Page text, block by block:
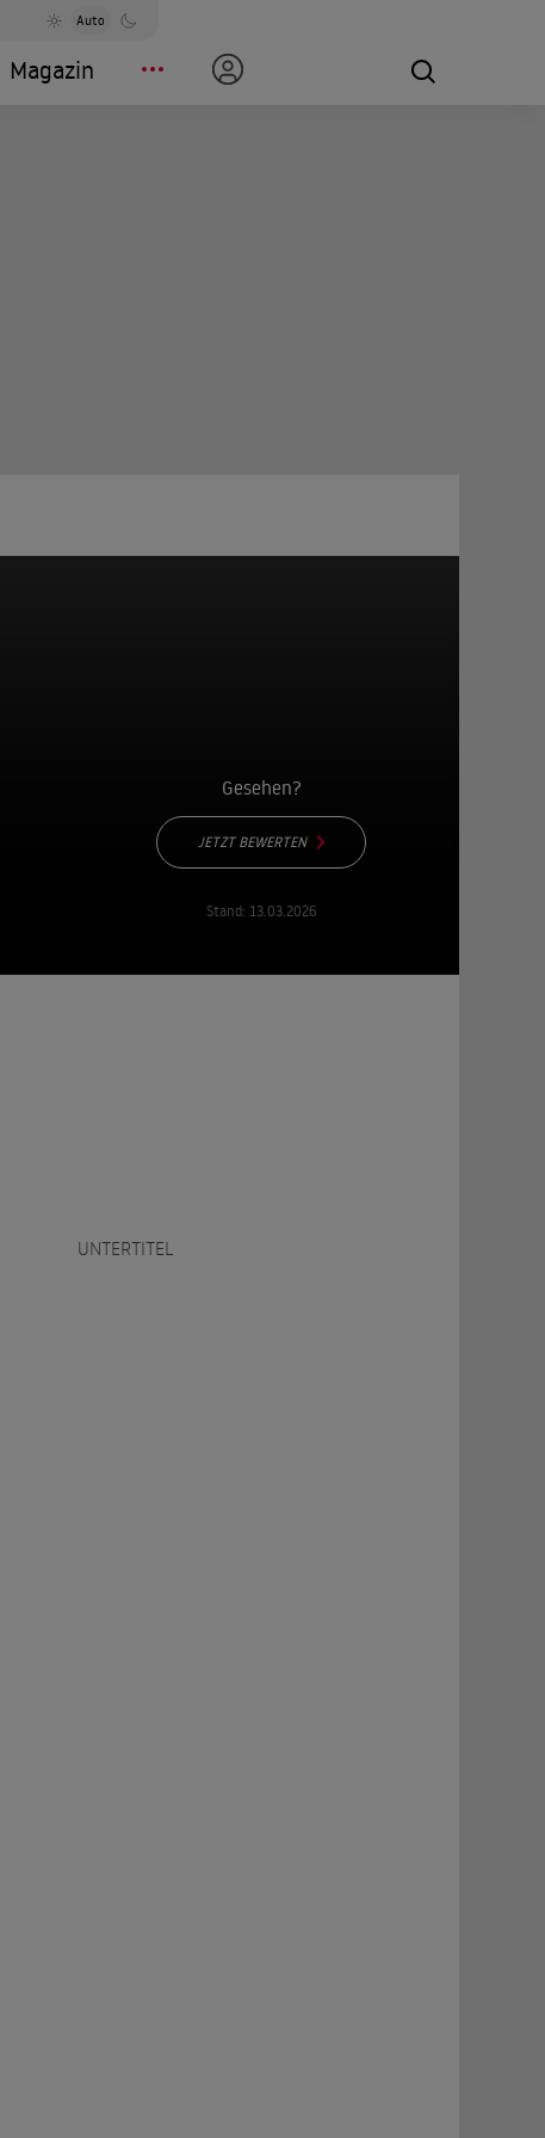
Auto
Magazin
Gesehen?
JETZT BEWERTEN
Stand: 13.03.2026
UNTERTITEL